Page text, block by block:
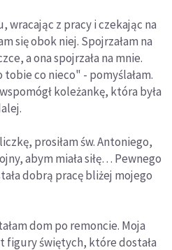
wracając z pracy i czekając na
się obok niej. Spojrzałam na
a ona spojrzała na mnie.
tobie co nieco" - pomyślałam.
koleżankę, która była
prosiłam św. Antoniego,
abym miała siłę… Pewnego
dobrą pracę bliżej mojego
dom po remoncie. Moja
figury świętych, które dostała